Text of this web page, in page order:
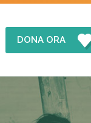
DONA ORA